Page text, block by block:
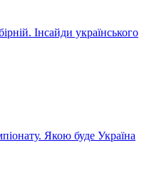
Інсайди українського
Якою буде Україна